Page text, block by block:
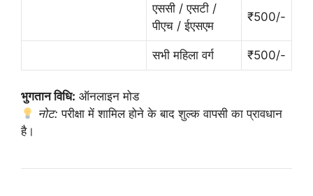
एससी / एसटी /
पीएच / ईएसएम
₹500/-
सभी महिला वर्ग ₹500/-
भुगतान विधि: ऑनलाइन मोड
नोट: परीक्षा में शामिल होने के बाद शुल्क वापसी का प्रावधान
है।